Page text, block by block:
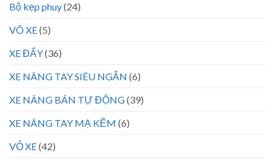
Bộ kẹp phuy(24)
VÕ XE(5)
XE ĐẨY(36)
XE NÂNG TAY SIÊU NGẮN (6)
XE NÂNG BÁN TỰ ĐỘNG(39)
XE NÂNG TAY MẠ KẼM (6)
VỎ XE(42)